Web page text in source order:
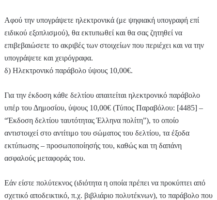
Αφού την υπογράψετε ηλεκτρονικά (με ψηφιακή υπογραφή επί
ειδικού εξοπλισμού), θα εκτυπωθεί και θα σας ζητηθεί να
επιβεβαιώσετε το ακριβές των στοιχείων που περιέχει και να την
υπογράψετε και χειρόγραφα.
δ) Ηλεκτρονικό παράβολο ύψους 10,00€.
Για την έκδοση κάθε δελτίου απαιτείται ηλεκτρονικό παράβολο
υπέρ του Δημοσίου, ύψους 10,00€ (Τύπος Παραβόλου: [4485] –
“Έκδοση δελτίου ταυτότητας Έλληνα πολίτη”), το οποίο
αντιστοιχεί στο αντίτιμο του σώματος του δελτίου, τα έξοδα
εκτύπωσης – προσωποποίησής του, καθώς και τη δαπάνη
ασφαλούς μεταφοράς του.
Εάν είστε πολύτεκνος (ιδιότητα η οποία πρέπει να προκύπτει από
σχετικό αποδεικτικό, π.χ. βιβλιάριο πολυτέκνων), το παράβολο που